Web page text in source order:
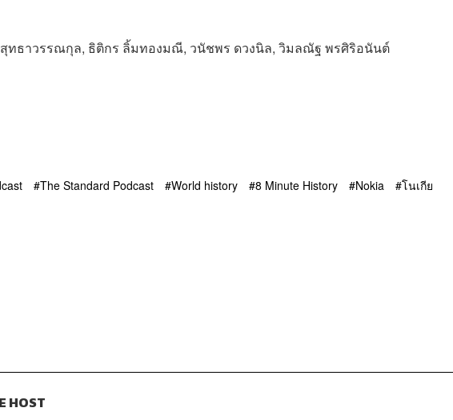
ทธาวรรณกุล, ธิติกร ลิ้มทองมณี, วนัชพร ดวงนิล, วิมลณัฐ พรศิริอนันต์
The Standard Podcast World history 8 Minute History Nokia
โนเกีย
HOST